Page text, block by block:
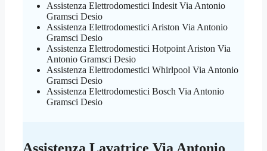
Assistenza Elettrodomestici Indesit Via Antonio
Gramsci Desio
Assistenza Elettrodomestici Ariston Via Antonio
Gramsci Desio
Assistenza Elettrodomestici Hotpoint Ariston Via
Antonio Gramsci Desio
Assistenza Elettrodomestici Whirlpool Via Antonio
Gramsci Desio
Assistenza Elettrodomestici Bosch Via Antonio
Gramsci Desio